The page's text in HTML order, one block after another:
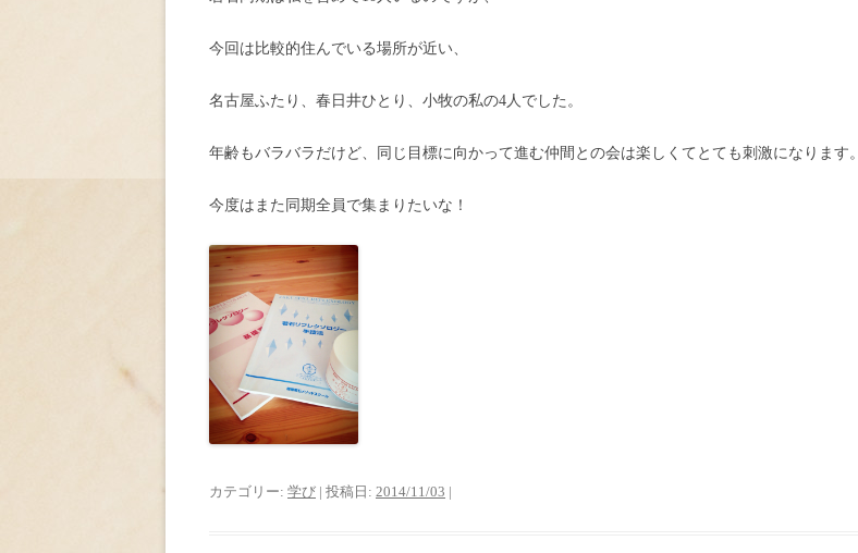
今回は比較的住んでいる場所が近い、
名古屋ふたり、春日井ひとり、小牧の私の4人でした。
年齢もバラバラだけど、同じ目標に向かって進む仲間との会は楽しくてとても刺激になります。
今度はまた同期全員で集まりたいな！
カテゴリー: 学び | 投稿日: 2014/11/03 |